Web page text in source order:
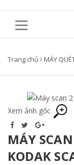
Trang chủ MÁY
Xem ảnh gốc
MÁY
KODAK